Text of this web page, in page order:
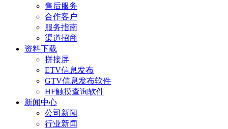
售后服务
合作客户
服务指南
渠道招商
资料下载
拼接屏
ETV信息发布
GTV信息发布软件
HF触摸查询软件
新闻中心
公司新闻
行业新闻